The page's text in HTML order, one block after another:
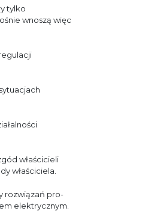
tylko
wnoszą więc
właścicieli
właściciela.
rozwiązań pro-
elektrycznym.